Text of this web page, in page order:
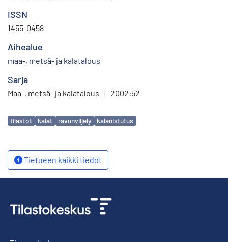
ISSN
1455-0458
Aihealue
maa-, metsä- ja kalatalous
Sarja
Maa-, metsä- ja kalatalous | 2002:52
Avainsanat
tilastot kalat ravunviljely kalanistutus
Tietueen kaikki tiedot